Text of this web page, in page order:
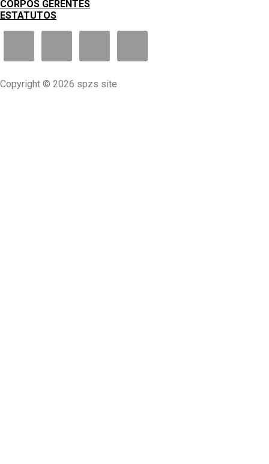
CORPOS GERENTES
ESTATUTOS
Copyright © 2026 spzs site